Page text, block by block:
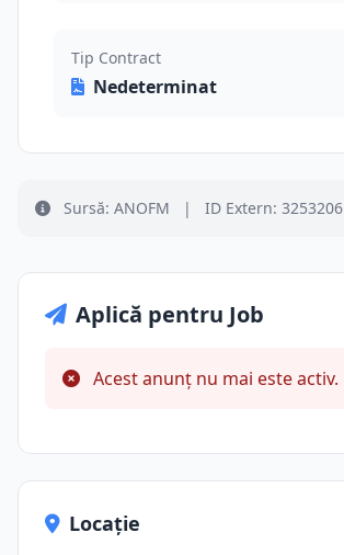
Tip Contract
Nedeterminat
Sursă: ANOFM | ID Extern: 3253206
Aplică pentru Job
Acest anunț nu mai este activ.
Locație